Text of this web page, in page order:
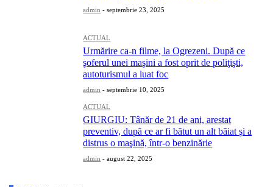
admin - septembrie 23, 2025
ACTUAL
Urmărire ca-n filme, la Ogrezeni. După ce
şoferul unei maşini a fost oprit de poliţişti,
autoturismul a luat foc
admin - septembrie 10, 2025
ACTUAL
GIURGIU: Tânăr de 21 de ani, arestat
preventiv, după ce ar fi bătut un alt băiat şi a
distrus o maşină, într-o benzinărie
admin - august 22, 2025